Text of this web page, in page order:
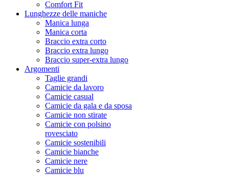
Comfort Fit
Lunghezze delle maniche
Manica lunga
Manica corta
Braccio extra corto
Braccio extra lungo
Braccio super-extra lungo
Argomenti
Taglie grandi
Camicie da lavoro
Camicie casual
Camicie da gala e da sposa
Camicie non stirate
Camicie con polsino
rovesciato
Camicie sostenibili
Camicie bianche
Camicie nere
Camicie blu